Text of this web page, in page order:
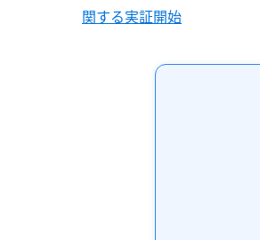
関する実証開始